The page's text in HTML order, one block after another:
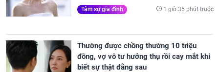
Tâm sự gia đình 1 giờ 35 phút trước
Thường được chồng thường 10 triệu
đồng, vợ vô tư hưởng thụ rồi cay mắt khi
biết sự thật đằng sau